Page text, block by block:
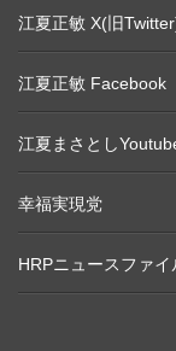
江夏正敏 X(旧
江夏正敏 Facebook
江夏まさとし
幸福実現党
HRPニュースファイ